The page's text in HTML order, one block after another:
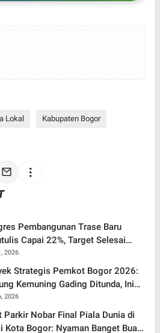
Lokal Kabupaten Bogor
Pembangunan Trase Baru
Capai 22%, Target Selesai
2026!
2026
Strategis Pemkot Bogor 2026:
Kemuning Gading Ditunda, Ini
Tetap Gaspol!
2026
Parkir Nobar Final Piala Dunia di
Kota Bogor: Nyaman Banget Buat